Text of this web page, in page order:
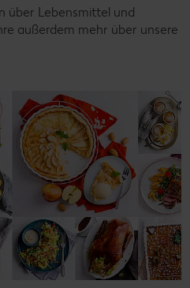
über Lebensmittel und
außerdem mehr über unsere